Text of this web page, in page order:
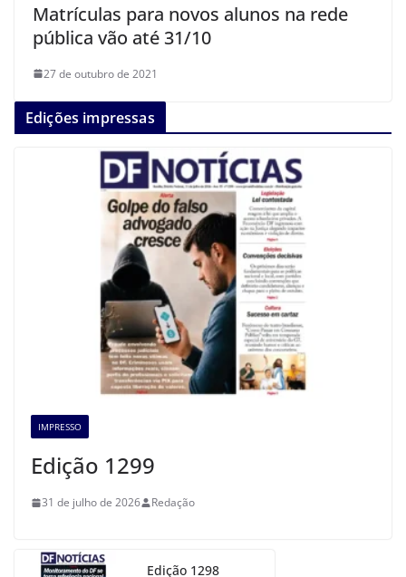
Matrículas para novos alunos na rede
pública vão até 31/10
27 de outubro de 2021
Edições impressas
IMPRESSO
Edição 1299
31 de julho de 2026 Redação
Edição 1298